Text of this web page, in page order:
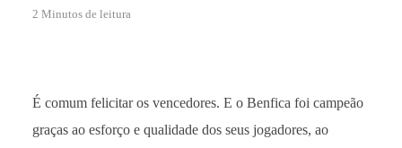
2 Minutos de leitura
É comum felicitar os vencedores. E o Benfica foi campeão
graças ao esforço e qualidade dos seus jogadores, ao